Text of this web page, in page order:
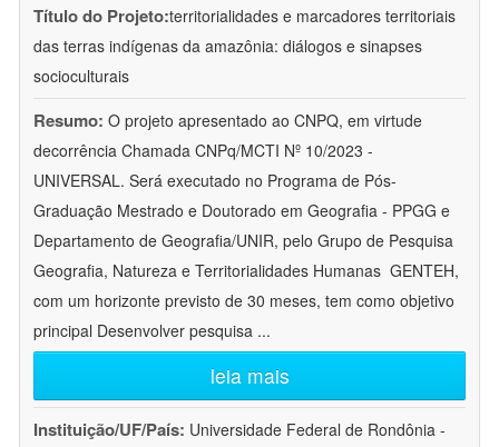
Título do Projeto:territorialidades e marcadores territoriais
das terras indígenas da amazônia: diálogos e sinapses
socioculturais
Resumo: O projeto apresentado ao CNPQ, em virtude
decorrência Chamada CNPq/MCTI Nº 10/2023 -
UNIVERSAL. Será executado no Programa de Pós-
Graduação Mestrado e Doutorado em Geografia - PPGG e
Departamento de Geografia/UNIR, pelo Grupo de Pesquisa
Geografia, Natureza e Territorialidades Humanas  GENTEH,
com um horizonte previsto de 30 meses, tem como objetivo
principal Desenvolver pesquisa ...
leia mais
Instituição/UF/País: Universidade Federal de Rondônia -